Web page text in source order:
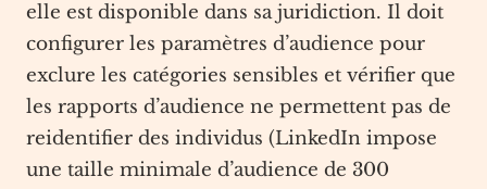
elle est disponible dans sa juridiction. Il doit
configurer les paramètres d’audience pour
exclure les catégories sensibles et vérifier que
les rapports d’audience ne permettent pas de
reidentifier des individus (LinkedIn impose
une taille minimale d’audience de 300